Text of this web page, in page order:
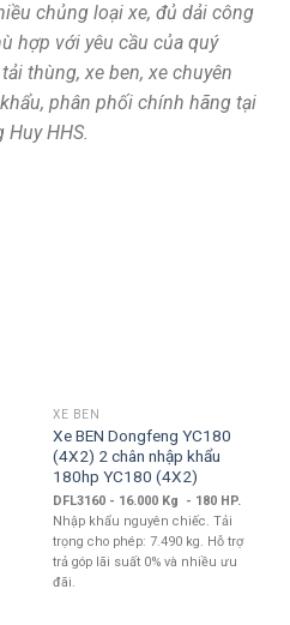
chủng loại xe, đủ dải công
hợp với yêu cầu của quý
thùng, xe ben, xe chuyên
phân phối chính hãng tại
HHS.
XE BEN
Xe BEN Dongfeng YC180
(4X2) 2 chân nhập khẩu
180hp YC180 (4X2)
DFL3160 - 16.000 Kg - 180 HP.
Nhập khẩu nguyên chiếc. Tải
trọng cho phép: 7.490 kg. Hỗ trợ
trả góp lãi suất 0% và nhiều ưu
đãi.